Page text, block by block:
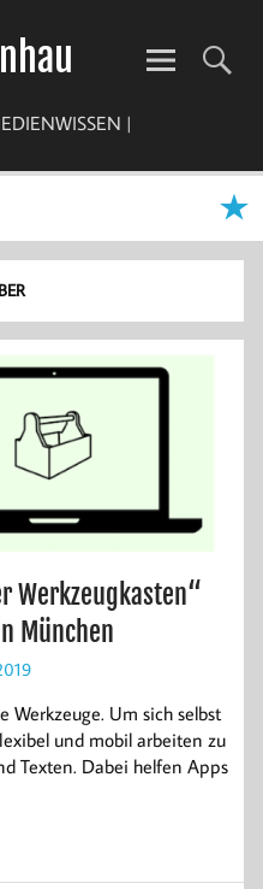
|
Werkzeugkasten“
München
Werkzeuge. Um sich selbst
und mobil arbeiten zu
Texten. Dabei helfen Apps